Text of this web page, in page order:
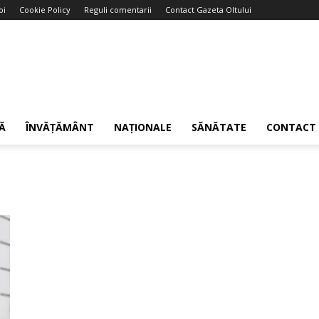
Cookie Policy Reguli comentarii Contact Gazeta Oltului
ÎNVĂȚĂMÂNT NAȚIONALE SĂNĂTATE CONTACT